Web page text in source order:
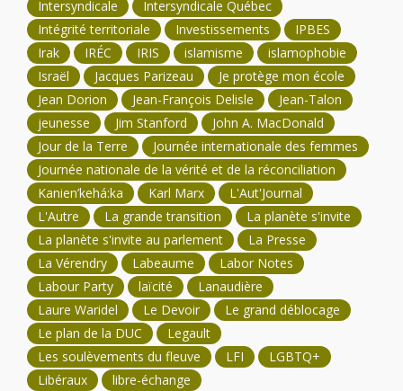
Intersyndicale
Intersyndicale Québec
Intégrité territoriale
Investissements
IPBES
Irak
IRÉC IRIS islamisme
islamophobie
Israël
Jacques Parizeau
Je protège mon école
Jean Dorion
Jean-François Delisle
Jean-Talon
jeunesse
Jim Stanford
John A. MacDonald
Jour de la Terre
Journée internationale des femmes
Journée nationale de la vérité et de la réconciliation
Kanien’kehá:ka
Karl Marx
L'Aut'Journal
L'Autre
La grande transition
La planète s'invite
La planète s'invite au parlement
La Presse
La Vérendry
Labeaume
Labor Notes
Labour Party
laïcité
Lanaudière
Laure Waridel
Le Devoir
Le grand déblocage
Le plan de la DUC
Legault
Les soulèvements du fleuve
LFI
LGBTQ+
Libéraux
libre-échange